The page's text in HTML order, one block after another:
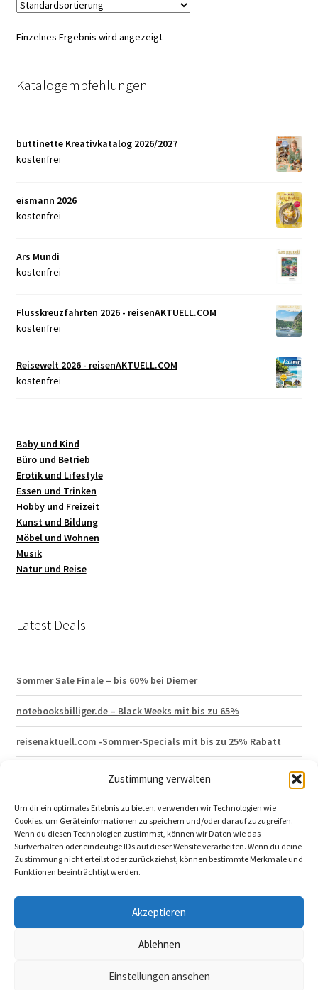
Zustimmung verwalten
Um dir ein optimales Erlebnis zu bieten, verwenden wir Technologien wie
Cookies, um Geräteinformationen zu speichern und/oder darauf zuzugreifen.
Wenn du diesen Technologien zustimmst, können wir Daten wie das
Surfverhalten oder eindeutige IDs auf dieser Website verarbeiten. Wenn du deine
Zustimmung nicht erteilst oder zurückziehst, können bestimmte Merkmale und
Funktionen beeinträchtigt werden.
Akzeptieren
Ablehnen
Einstellungen ansehen
Einzelnes Ergebnis wird angezeigt
Katalogempfehlungen
buttinette Kreativkatalog 2026/2027
kostenfrei
eismann 2026
kostenfrei
Ars Mundi
kostenfrei
Flusskreuzfahrten 2026 - reisenAKTUELL.COM
kostenfrei
Reisewelt 2026 - reisenAKTUELL.COM
kostenfrei
Baby und Kind
Büro und Betrieb
Erotik und Lifestyle
Essen und Trinken
Hobby und Freizeit
Kunst und Bildung
Möbel und Wohnen
Musik
Natur und Reise
Latest Deals
Sommer Sale Finale – bis 60% bei Diemer
notebooksbilliger.de – Black Weeks mit bis zu 65%
reisenaktuell.com -Sommer-Specials mit bis zu 25% Rabatt
© 2026 katalog-aktuell.de
Impressum|Datenschutzerklärung|
Katalogbestellung widerrufen